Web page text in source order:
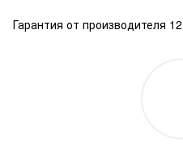
Гарантия от производителя